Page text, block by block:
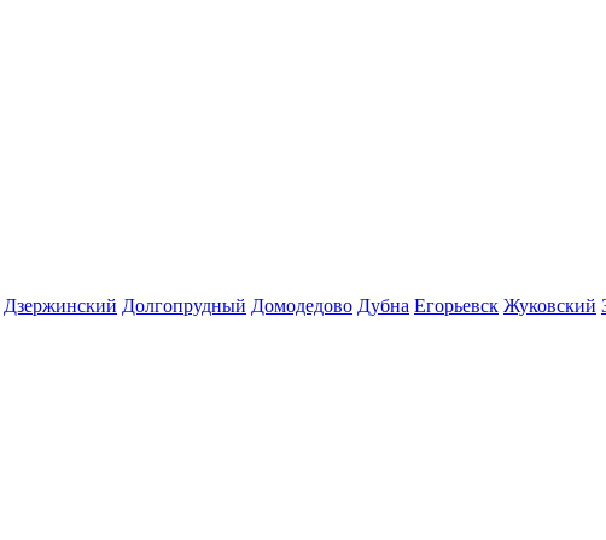
Дзержинский Долгопрудный Домодедово Дубна Егорьевск Жуковский